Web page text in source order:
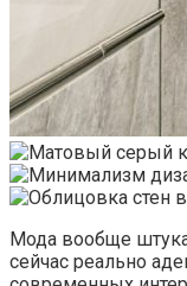
Мода вообще
сейчас реально